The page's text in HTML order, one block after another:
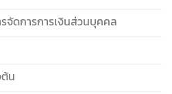
จัดการการเงินส่วนบุคคล
น